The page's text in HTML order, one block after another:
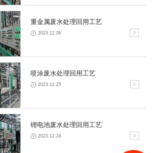
重金属废水处理回用工艺
2023.12.26
喷涂废水处理回用工艺
2023.12.25
锂电池废水处理回用工艺
2023.12.24